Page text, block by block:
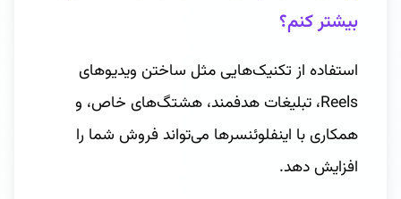
بیشتر کنم؟
استفاده از تکنیک‌هایی مثل ساختن ویدیوهای
Reels، تبلیغات هدفمند، هشتگ‌های خاص، و
همکاری با اینفلوئنسرها می‌تواند فروش شما را
افزایش دهد.